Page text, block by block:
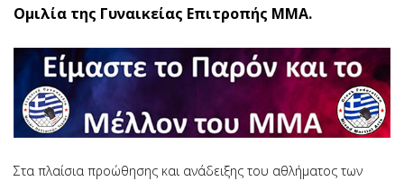
Ομιλία της Γυναικείας Επιτροπής ΜΜΑ.
Στα πλαίσια προώθησης και ανάδειξης του αθλήματος των